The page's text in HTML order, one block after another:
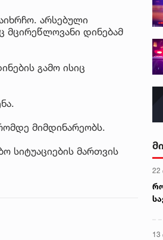
არსებული
მცირეწლოვანი დინებამ
გამო ისიც
მიმდინარეობს.
სიტუაციების მართვის
22
13